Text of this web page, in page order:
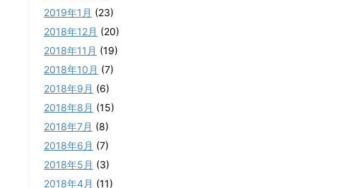
2019年1月 (23)
2018年12月 (20)
2018年11月 (19)
2018年10月 (7)
2018年9月 (6)
2018年8月 (15)
2018年7月 (8)
2018年6月 (7)
2018年5月 (3)
2018年4月 (11)